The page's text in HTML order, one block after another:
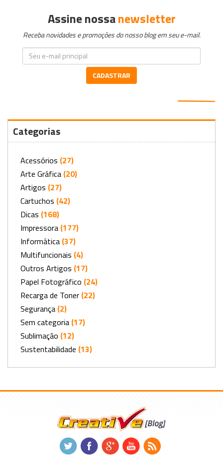
Assine nossanewsletter
Receba novidades e promoções do nosso blog em seu e-mail.
CADASTRAR
Categorias
Acessórios (27)
Arte Gráfica (20)
Artigos (27)
Cartuchos (42)
Dicas (168)
Impressora (177)
Informática (37)
Multifuncionais (4)
Outros Artigos (17)
Papel Fotográfico (24)
Recarga de Toner (22)
Segurança (2)
Sem categoria (17)
Sublimação (12)
Sustentabilidade (13)
. . . . .